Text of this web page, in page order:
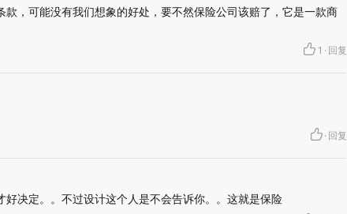
款，可能没有我们想象的好处，要不然保险公司该赔了，它是一款商
1 · 回复
· 回复
好决定。。不过设计这个人是不会告诉你。。这就是保险